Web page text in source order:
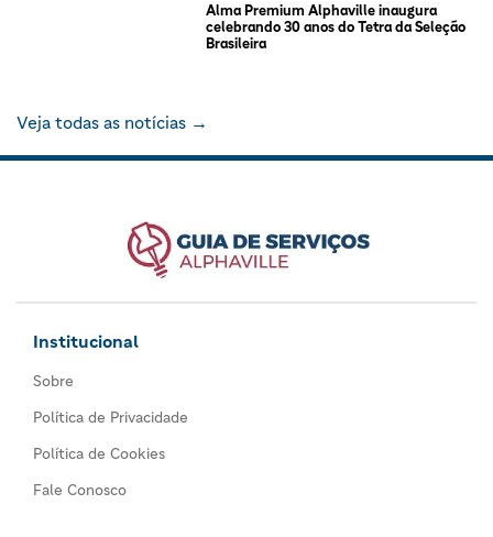
Alma Premium Alphaville inaugura
celebrando 30 anos do Tetra da Seleção
Brasileira
Veja todas as notícias →
Institucional
Sobre
Política de Privacidade
Política de Cookies
Fale Conosco